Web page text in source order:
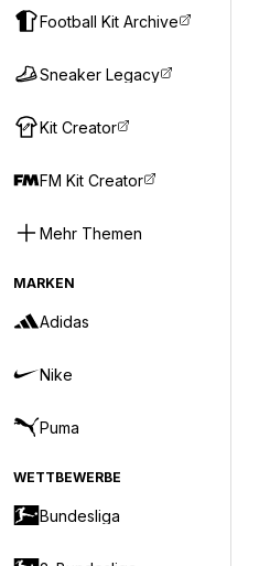
Football Kit Archive
Sneaker Legacy
Kit Creator
FM Kit Creator
Mehr Themen
MARKEN
Adidas
Nike
Puma
WETTBEWERBE
Bundesliga